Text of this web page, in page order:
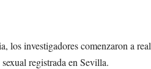
los investigadores comenzaron a
registrada en Sevilla.